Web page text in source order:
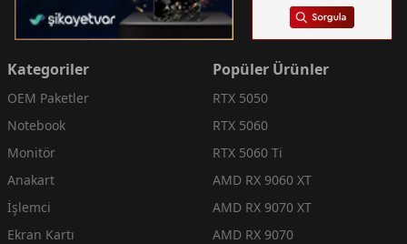
Kategoriler
OEM Paketler
Notebook
Monitör
Anakart
İşlemci
Ekran Kartı
Popüler Ürünler
RTX 5050
RTX 5060
RTX 5060 Ti
AMD RX 9060 XT
AMD RX 9070 XT
AMD RX 9070